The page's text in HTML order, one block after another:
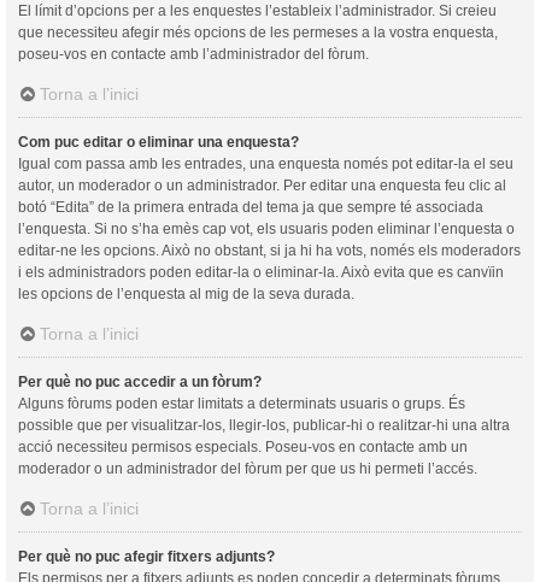
El límit d’opcions per a les enquestes l’estableix l’administrador. Si creieu
que necessiteu afegir més opcions de les permeses a la vostra enquesta,
poseu-vos en contacte amb l’administrador del fòrum.
Torna a l’inici
Com puc editar o eliminar una enquesta?
Igual com passa amb les entrades, una enquesta només pot editar-la el seu
autor, un moderador o un administrador. Per editar una enquesta feu clic al
botó “Edita” de la primera entrada del tema ja que sempre té associada
l’enquesta. Si no s’ha emès cap vot, els usuaris poden eliminar l’enquesta o
editar-ne les opcions. Això no obstant, si ja hi ha vots, només els moderadors
i els administradors poden editar-la o eliminar-la. Això evita que es canvïin
les opcions de l’enquesta al mig de la seva durada.
Torna a l’inici
Per què no puc accedir a un fòrum?
Alguns fòrums poden estar limitats a determinats usuaris o grups. És
possible que per visualitzar-los, llegir-los, publicar-hi o realitzar-hi una altra
acció necessiteu permisos especials. Poseu-vos en contacte amb un
moderador o un administrador del fòrum per que us hi permeti l’accés.
Torna a l’inici
Per què no puc afegir fitxers adjunts?
Els permisos per a fitxers adjunts es poden concedir a determinats fòrums,